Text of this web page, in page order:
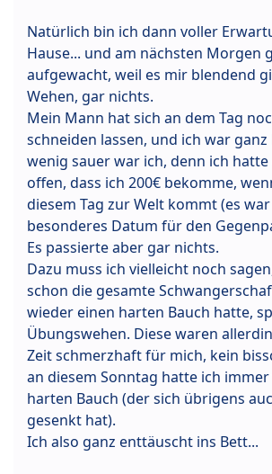
Natürlich bin ich dann voller
Hause... und am nächsten Morgen
aufgewacht, weil es mir blendend
Wehen, gar nichts.
Mein Mann hat sich an dem Tag
schneiden lassen, und ich war ganz
wenig sauer war ich, denn ich
offen, dass ich 200€ bekomme,
diesem Tag zur Welt kommt (es
besonderes Datum für den
Es passierte aber gar nichts.
Dazu muss ich vielleicht noch
schon die gesamte
wieder einen harten Bauch hatte,
Übungswehen. Diese waren
Zeit schmerzhaft für mich, kein
an diesem Sonntag hatte ich
harten Bauch (der sich übrigens
gesenkt hat).
Ich also ganz enttäuscht ins Bett...